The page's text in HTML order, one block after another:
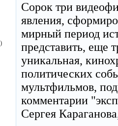
Сорок три
явления,
мирный период
представить, еще
уникальная,
политических
мультфильмов,
комментарии
Сергея